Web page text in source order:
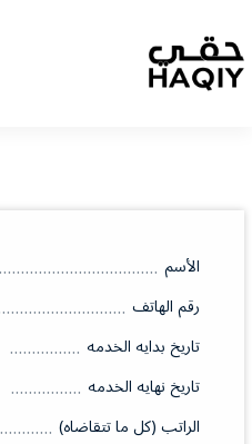
الأسم
رقم الهاتف
تاريخ بدايه الخدمه
تاريخ نهايه الخدمه
الراتب (كل ما تتقاضاه)